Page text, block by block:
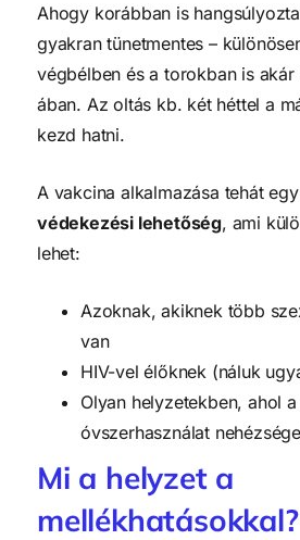
Ahogy korábban is
gyakran tünetmentes –
végbélben és a torokban is
ában. Az oltás kb. két héttel a
kezd hatni.
A vakcina alkalmazása tehát egy
védekezési lehetőség, ami
lehet:
Azoknak, akiknek több
van
HIV-vel élőknek (náluk
Olyan helyzetekben, ahol
óvszerhasználat
Mi a helyzet a
mellékhatásokkal?